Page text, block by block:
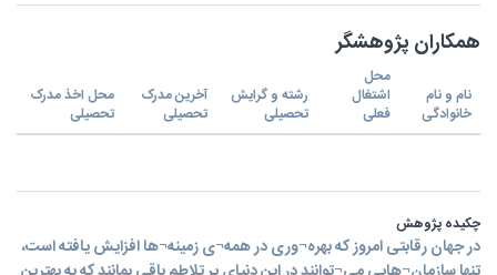
همکاران پژوهشگر
نام و نام
خانوادگی
محل
اشتغال
فعلی
رشته و گرایش
تحصیلی
آخرین مدرک
تحصیلی
محل اخذ مدرک
تحصیلی
چکیده پژوهش
در جهان رقابتی امروز که بهره¬وری در همه¬ی زمینه¬ها افزایش یافته است،